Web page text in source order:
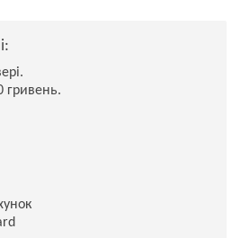
гривень.